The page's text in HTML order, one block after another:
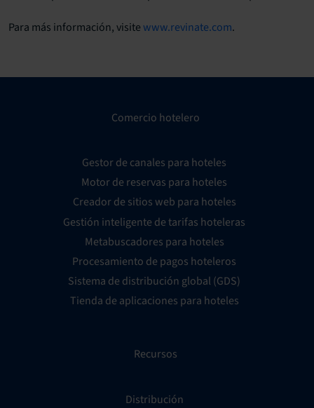
Para más información, visitewww.revinate.com.
Comercio hotelero
Gestor de canales para hoteles
Motor de reservas para hoteles
Creador de sitios web para hoteles
Gestión inteligente de tarifas hoteleras
Metabuscadores para hoteles
Procesamiento de pagos hoteleros
Sistema de distribución global (GDS)
Tienda de aplicaciones para hoteles
Recursos
Distribución